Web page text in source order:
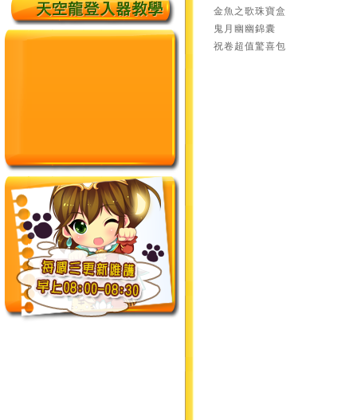
金魚之歌珠寶盒
鬼月幽幽錦囊
祝卷超值驚喜包